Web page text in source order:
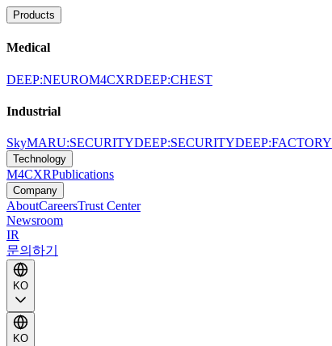
Products
Medical
DEEP:NEUROM4CXRDEEP:CHEST
Industrial
SkyMARU:SECURITYDEEP:SECURITYDEEP:FACTORY
Technology
M4CXRPublications
Company
AboutCareersTrust Center
Newsroom
IR
문의하기
KO
KO